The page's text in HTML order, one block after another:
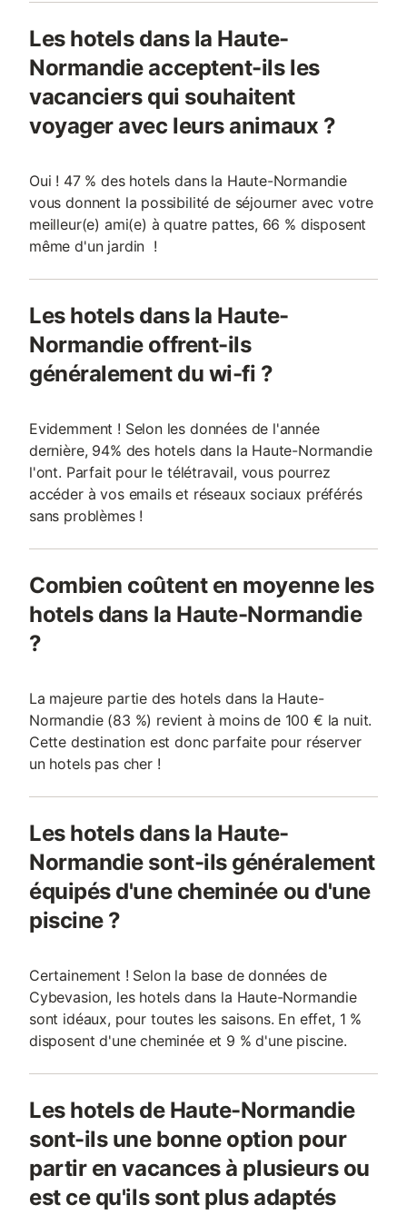
Les hotels dans la Haute-
Normandie acceptent-ils les
vacanciers qui souhaitent
voyager avec leurs animaux ?
Oui ! 47 % des hotels dans la Haute-Normandie
vous donnent la possibilité de séjourner avec votre
meilleur(e) ami(e) à quatre pattes, 66 % disposent
même d'un jardin !
Les hotels dans la Haute-
Normandie offrent-ils
généralement du wi-fi ?
Evidemment ! Selon les données de l'année
dernière, 94% des hotels dans la Haute-Normandie
l'ont. Parfait pour le télétravail, vous pourrez
accéder à vos emails et réseaux sociaux préférés
sans problèmes !
Combien coûtent en moyenne les
hotels dans la Haute-Normandie
?
La majeure partie des hotels dans la Haute-
Normandie (83 %) revient à moins de 100 € la nuit.
Cette destination est donc parfaite pour réserver
un hotels pas cher !
Les hotels dans la Haute-
Normandie sont-ils généralement
équipés d'une cheminée ou d'une
piscine ?
Certainement ! Selon la base de données de
Cybevasion, les hotels dans la Haute-Normandie
sont idéaux, pour toutes les saisons. En effet, 1 %
disposent d'une cheminée et 9 % d'une piscine.
Les hotels de Haute-Normandie
sont-ils une bonne option pour
partir en vacances à plusieurs ou
est ce qu'ils sont plus adaptés